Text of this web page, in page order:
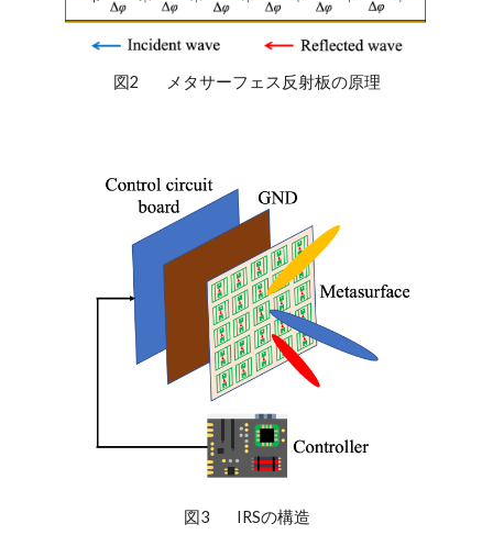
図2 メタサーフェス反射板の原理
図3 IRSの構造